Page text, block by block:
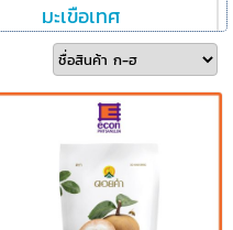
มะเขือเทศ